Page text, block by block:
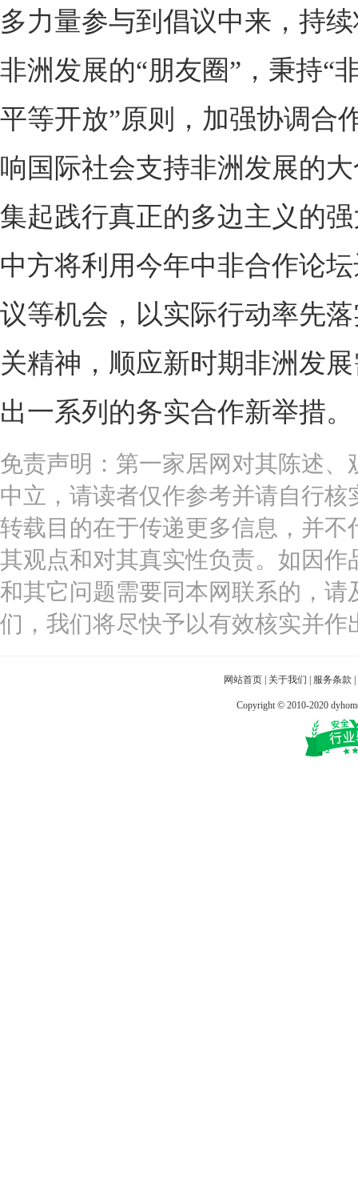
多力量参与到倡议中来，持
非洲发展的“朋友圈”，秉持“
平等开放”原则，加强协调合
响国际社会支持非洲发展的
集起践行真正的多边主义的
中方将利用今年中非合作论
议等机会，以实际行动率先
关精神，顺应新时期非洲发
出一系列的务实合作新举措。
免责声明：第一家居网对其陈述、
中立，请读者仅作参考并请自行核
转载目的在于传递更多信息，并不
其观点和对其真实性负责。如因作
和其它问题需要同本网联系的，请
们，我们将尽快予以有效核实并作
网站首页 关于我们 服务条款
Copyright © 2010-2020